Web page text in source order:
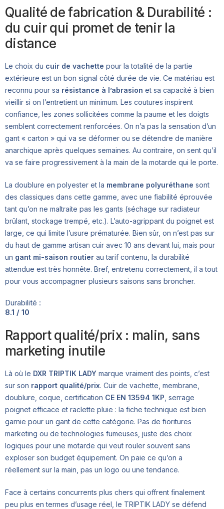
Qualité de fabrication & Durabilité :
du cuir qui promet de tenir la
distance
Le choix du cuir de vachette pour la totalité de la partie
extérieure est un bon signal côté durée de vie. Ce matériau est
reconnu pour sa résistance à l’abrasion et sa capacité à bien
vieillir si on l’entretient un minimum. Les coutures inspirent
confiance, les zones sollicitées comme la paume et les doigts
semblent correctement renforcées. On n’a pas la sensation d’un
gant « carton » qui va se déformer ou se détendre de manière
anarchique après quelques semaines. Au contraire, on sent qu’il
va se faire progressivement à la main de la motarde qui le porte.
La doublure en polyester et la membrane polyuréthane sont
des classiques dans cette gamme, avec une fiabilité éprouvée
tant qu’on ne maltraite pas les gants (séchage sur radiateur
brûlant, stockage trempé, etc.). L’auto-agrippant du poignet est
large, ce qui limite l’usure prématurée. Bien sûr, on n’est pas sur
du haut de gamme artisan cuir avec 10 ans devant lui, mais pour
un gant mi-saison routier au tarif contenu, la durabilité
attendue est très honnête. Bref, entretenu correctement, il a tout
pour vous accompagner plusieurs saisons sans broncher.
Durabilité :
8.1 / 10
Rapport qualité/prix : malin, sans
marketing inutile
Là où le DXR TRIPTIK LADY marque vraiment des points, c’est
sur son rapport qualité/prix. Cuir de vachette, membrane,
doublure, coque, certification CE EN 13594 1KP , serrage
poignet efficace et raclette pluie : la fiche technique est bien
garnie pour un gant de cette catégorie. Pas de fioritures
marketing ou de technologies fumeuses, juste des choix
logiques pour une motarde qui veut rouler souvent sans
exploser son budget équipement. On paie ce qu’on a
réellement sur la main, pas un logo ou une tendance.
Face à certains concurrents plus chers qui offrent finalement
peu plus en termes d’usage réel, le TRIPTIK LADY se défend